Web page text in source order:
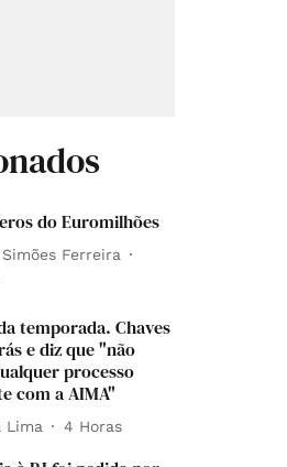
do Euromilhões
Ferreira
temporada. Chaves
e diz que "não
processo
com a AIMA"
Lima 4 Horas